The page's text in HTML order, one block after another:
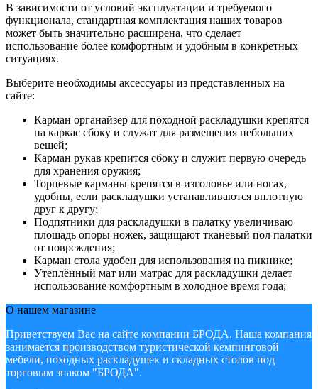
В зависимости от условий эксплуатации и требуемого
функционала, стандартная комплектация наших товаров
может быть значительно расширена, что сделает
использование более комфортным и удобным в конкретных
ситуациях.
Выберите необходимы аксессуары из представленных на
сайте:
Карман органайзер для походной раскладушки крепятся
на каркас сбоку и служат для размещения небольших
вещей;
Карман рукав крепится сбоку и служит первую очередь
для хранения оружия;
Торцевые карманы крепятся в изголовье или ногах,
удобны, если раскладушки устанавливаются вплотную
друг к другу;
Подпятники для раскладушки в палатку увеличиваю
площадь опоры ножек, защищают тканевый пол палатки
от повреждения;
Карман стола удобен для использования на пикнике;
Утеплённый мат или матрас для раскладушки делает
использование комфортным в холодное время года;
О нашем магазине
Приветствуем Вас на сайте компании БРОДА. Наша компания
занимается производством туристической кемпинговой
мебели, походных раскладушек и складных столов под
торговым знаком "БРОДА".